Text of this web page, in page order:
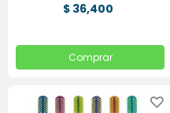
$ 36,400
Comprar